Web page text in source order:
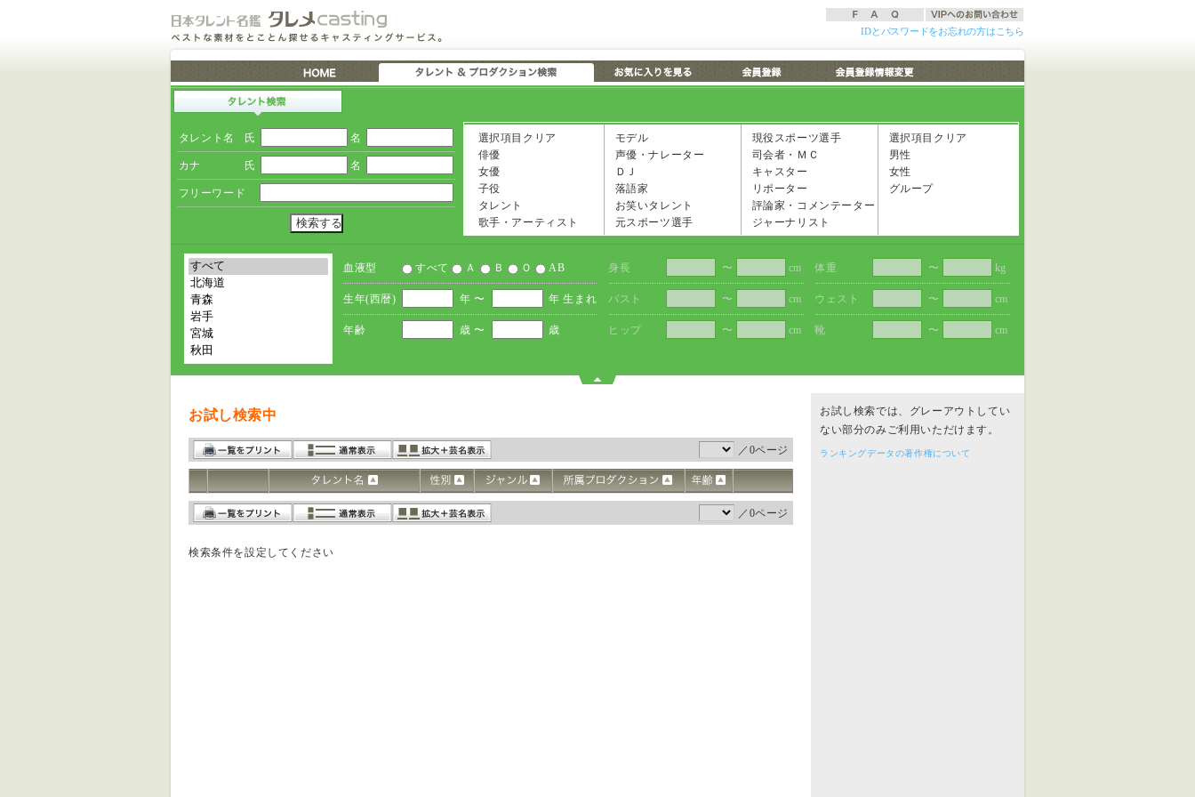
IDとパスワードをお忘れの方はこちら
タレント名 氏 名
カナ 氏 名
フリーワード
選択項目クリア
俳優
女優
子役
タレント
歌手・アーティスト
モデル
声優・ナレーター
ＤＪ
落語家
お笑いタレント
元スポーツ選手
現役スポーツ選手
司会者・ＭＣ
キャスター
リポーター
評論家・コメンテーター
ジャーナリスト
選択項目クリア
男性
女性
グループ
血液型 すべて Ａ Ｂ Ｏ AB
生年(西暦) 年 〜 年 生まれ
年齢 歳 〜 歳
身長 〜 cm
バスト 〜 cm
ヒップ 〜 cm
体重 〜 kg
ウェスト 〜 cm
靴 〜 cm
お試し検索中
／0ページ
／0ページ
検索条件を設定してください
お試し検索では、グレーアウトしてい
ない部分のみご利用いただけます。
ランキングデータの著作権について